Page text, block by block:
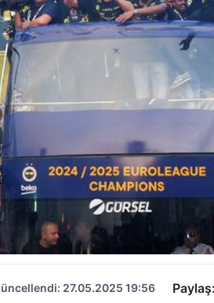
27.05.2025 19:56 Paylaş: